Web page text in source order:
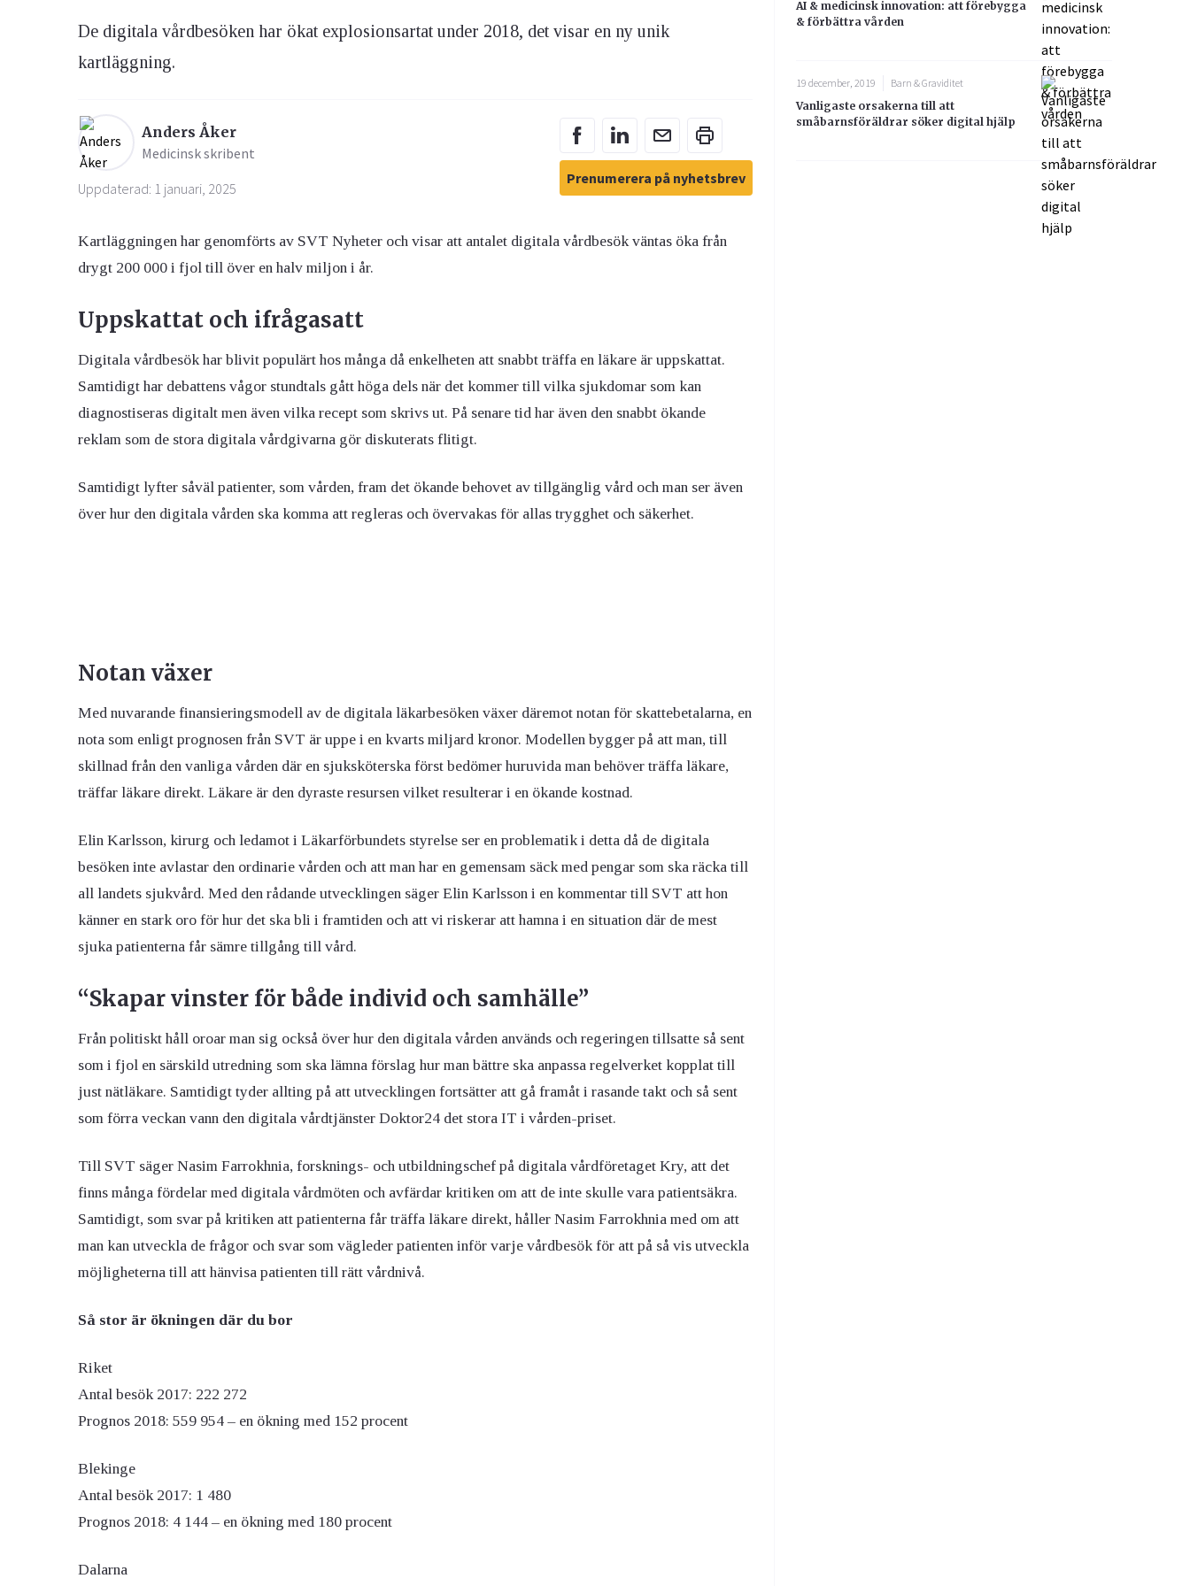
Ögon & Öron
De digitala vårdbesöken har ökat explosionsartat under 2018, det visar en ny unik
kartläggning.
Anders Åker
Medicinsk skribent
Uppdaterad: 1 januari, 2025
Prenumerera på nyhetsbrev
Kartläggningen har genomförts av SVT Nyheter och visar att antalet digitala vårdbesök väntas öka från
drygt 200 000 i fjol till över en halv miljon i år.
Uppskattat och ifrågasatt
Digitala vårdbesök har blivit populärt hos många då enkelheten att snabbt träffa en läkare är uppskattat.
Samtidigt har debattens vågor stundtals gått höga dels när det kommer till vilka sjukdomar som kan
diagnostiseras digitalt men även vilka recept som skrivs ut. På senare tid har även den snabbt ökande
reklam som de stora digitala vårdgivarna gör diskuterats flitigt.
Samtidigt lyfter såväl patienter, som vården, fram det ökande behovet av tillgänglig vård och man ser även
över hur den digitala vården ska komma att regleras och övervakas för allas trygghet och säkerhet.
Notan växer
Med nuvarande finansieringsmodell av de digitala läkarbesöken växer däremot notan för skattebetalarna, en
nota som enligt prognosen från SVT är uppe i en kvarts miljard kronor. Modellen bygger på att man, till
skillnad från den vanliga vården där en sjuksköterska först bedömer huruvida man behöver träffa läkare,
träffar läkare direkt. Läkare är den dyraste resursen vilket resulterar i en ökande kostnad.
Elin Karlsson, kirurg och ledamot i Läkarförbundets styrelse ser en problematik i detta då de digitala
besöken inte avlastar den ordinarie vården och att man har en gemensam säck med pengar som ska räcka till
all landets sjukvård. Med den rådande utvecklingen säger Elin Karlsson i en kommentar till SVT att hon
känner en stark oro för hur det ska bli i framtiden och att vi riskerar att hamna i en situation där de mest
sjuka patienterna får sämre tillgång till vård.
“Skapar vinster för både individ och samhälle”
Från politiskt håll oroar man sig också över hur den digitala vården används och regeringen tillsatte så sent
som i fjol en särskild utredning som ska lämna förslag hur man bättre ska anpassa regelverket kopplat till
just nätläkare. Samtidigt tyder allting på att utvecklingen fortsätter att gå framåt i rasande takt och så sent
som förra veckan vann den digitala vårdtjänster Doktor24 det stora IT i vården-priset.
Till SVT säger Nasim Farrokhnia, forsknings- och utbildningschef på digitala vårdföretaget Kry, att det
finns många fördelar med digitala vårdmöten och avfärdar kritiken om att de inte skulle vara patientsäkra.
Samtidigt, som svar på kritiken att patienterna får träffa läkare direkt, håller Nasim Farrokhnia med om att
man kan utveckla de frågor och svar som vägleder patienten inför varje vårdbesök för att på så vis utveckla
möjligheterna till att hänvisa patienten till rätt vårdnivå.
Så stor är ökningen där du bor
Riket
Antal besök 2017: 222 272
Prognos 2018: 559 954 – en ökning med 152 procent
Blekinge
Antal besök 2017: 1 480
Prognos 2018: 4 144 – en ökning med 180 procent
Dalarna
AI & medicinsk innovation: att förebygga
& förbättra vården
19 december, 2019
Barn & Graviditet
Vanligaste orsakerna till att
småbarnsföräldrar söker digital hjälp